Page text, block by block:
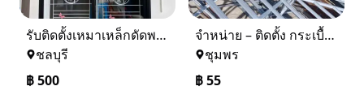
รับติดตั้งเหมาเหล็กดัดพร้อมมุ้งลวด
ชลบุรี
฿500
จำหน่าย – ติดตั้ง กระเบื้อง โครงหลังคา ถอดแบบแจ้งราคาฟรี
ชุมพร
฿55